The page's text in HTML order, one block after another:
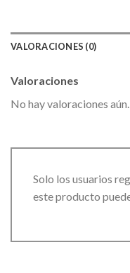
VALORACIONES (0)
Valoraciones
No hay valoraciones aún.
Solo los usuarios
este producto